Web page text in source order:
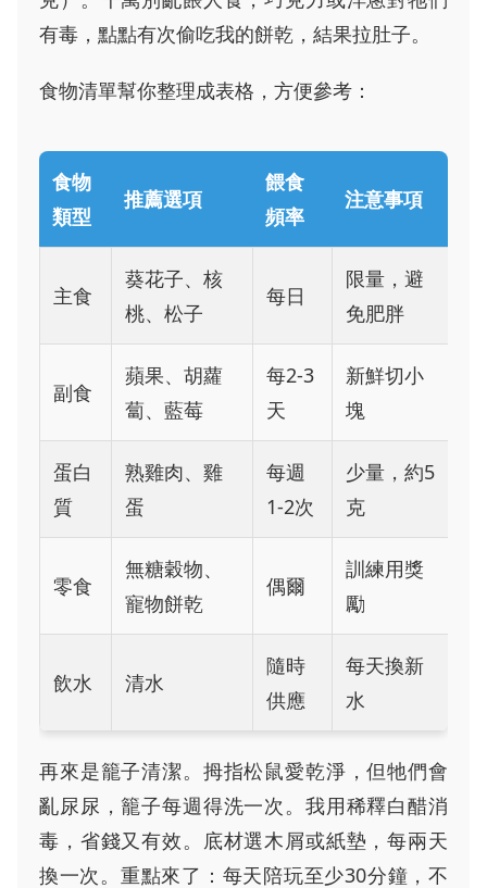
有毒，點點有次偷吃我的餅乾，結果拉肚子。
食物清單幫你整理成表格，方便參考：
食物
類型
推薦選項
餵食
頻率
注意事項
主食
葵花子、核
桃、松子
每日
限量，避
免肥胖
副食
蘋果、胡蘿
蔔、藍莓
每2-3
天
新鮮切小
塊
蛋白
質
熟雞肉、雞
蛋
每週
1-2次
少量，約5
克
零食
無糖穀物、
寵物餅乾
偶爾
訓練用獎
勵
飲水 清水
隨時
供應
每天換新
水
再來是籠子清潔。拇指松鼠愛乾淨，但牠們會
亂尿尿，籠子每週得洗一次。我用稀釋白醋消
毒，省錢又有效。底材選木屑或紙墊，每兩天
換一次。重點來了：每天陪玩至少30分鐘，不